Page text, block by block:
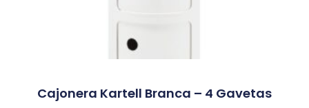
Cajonera Kartell Branca – 4 Gavetas